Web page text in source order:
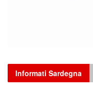
Informati Sardegna